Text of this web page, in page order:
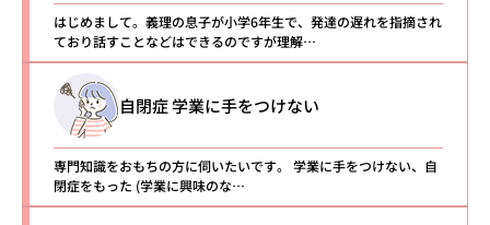
はじめまして。義理の息子が小学6年生で、発達の遅れを指摘され
ており話すことなどはできるのですが理解…
自閉症 学業に手をつけない
専門知識をおもちの方に伺いたいです。 学業に手をつけない、自
閉症をもった (学業に興味のな…